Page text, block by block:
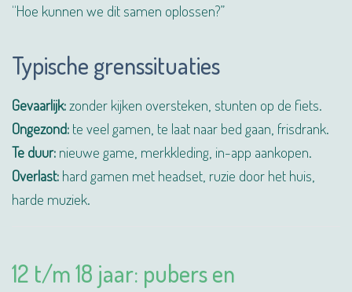
“Hoe kunnen we dit samen oplossen?”
Typische grenssituaties
Gevaarlijk:zonder kijken oversteken, stunten op de fiets.
Ongezond: te veel gamen, te laat naar bed gaan, frisdrank.
Te duur: nieuwe game, merkkleding, in-app aankopen.
Overlast: hard gamen met headset, ruzie door het huis,
harde muziek.
12 t/m 18 jaar: pubers en